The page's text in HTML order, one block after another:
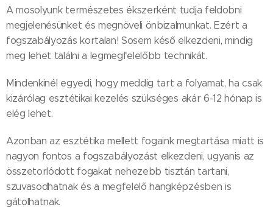
A mosolyunk természetes ékszerként tudja feldobni
megjelenésünket és megnöveli önbizalmunkat. Ezért a
fogszabályozás kortalan! Sosem késő elkezdeni, mindig
meg lehet találni a legmegfelelőbb technikát.
Mindenkinél egyedi, hogy meddig tart a folyamat, ha csak
kizárólag esztétikai kezelés szükséges akár 6-12 hónap is
elég lehet.
Azonban az esztétika mellett fogaink megtartása miatt is
nagyon fontos a fogszabályozást elkezdeni, ugyanis az
összetorlódott fogakat nehezebb tisztán tartani,
szuvasodhatnak és a megfelelő hangképzésben is
gátolhatnak.